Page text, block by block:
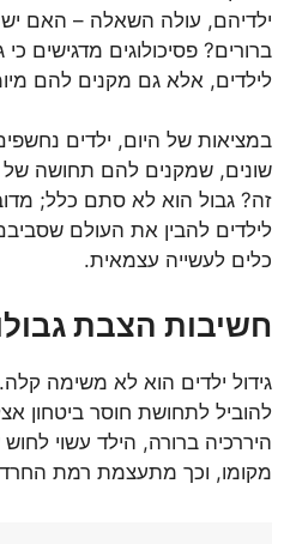
ילדיהם, עולה השאלה – האם
ברורים? פסיכולוגים מדגישים
לילדים, אלא גם מקנים להם
במציאות של היום, ילדים נחשפים
שונים, שמקנים להם תחושה
זה? גבול הוא לא סתם כלל;
לילדים להבין את העולם
כלים לעשייה עצמאית.
חשיבות הצבת
גידול ילדים הוא לא משימה
להוביל לתחושת חוסר ביטחון
היררכיה ברורה, הילד עשוי
מקומו, וכך מתעצמת רמת